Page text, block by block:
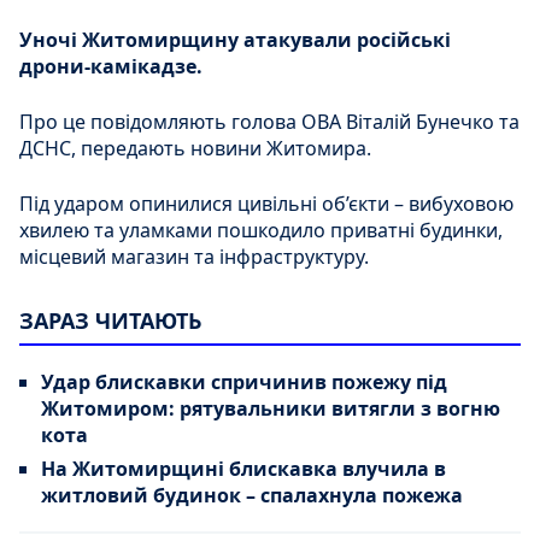
Уночі Житомирщину атакували російські
дрони-камікадзе.
Про це повідомляють голова ОВА Віталій Бунечко та
ДСНС, передають новини Житомира.
Під ударом опинилися цивільні об’єкти – вибуховою
хвилею та уламками пошкодило приватні будинки,
місцевий магазин та інфраструктуру.
ЗАРАЗ ЧИТАЮТЬ
Удар блискавки спричинив пожежу під
Житомиром: рятувальники витягли з вогню
кота
На Житомирщині блискавка влучила в
житловий будинок – спалахнула пожежа